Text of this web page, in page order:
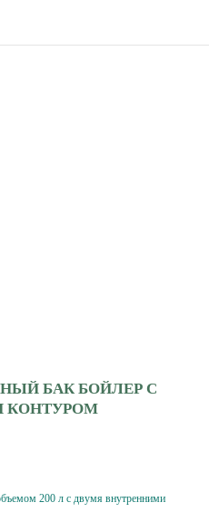
БАК БОЙЛЕР С
КОНТУРОМ
200 л с двумя внутренними